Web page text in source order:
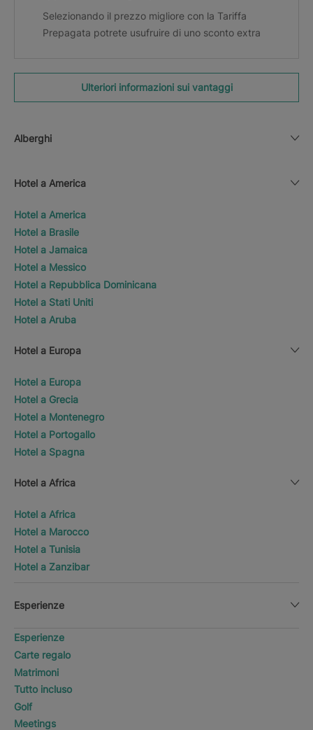
Selezionando il prezzo migliore con la Tariffa
Prepagata potrete usufruire di uno sconto extra
Ulteriori informazioni sui vantaggi
Alberghi
Hotel a America
Hotel a America
Hotel a Brasile
Hotel a Jamaica
Hotel a Messico
Hotel a Repubblica Dominicana
Hotel a Stati Uniti
Hotel a Aruba
Hotel a Europa
Hotel a Europa
Hotel a Grecia
Hotel a Montenegro
Hotel a Portogallo
Hotel a Spagna
Hotel a Africa
Hotel a Africa
Hotel a Marocco
Hotel a Tunisia
Hotel a Zanzibar
Esperienze
Esperienze
Carte regalo
Matrimoni
Tutto incluso
Golf
Meetings